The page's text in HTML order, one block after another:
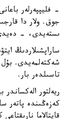
- فليپپەرلەر
جوق. ولار دا
ىستەيدى، - دەيدى
ساراپشىلاردىڭ
شەكتەلمەيدى. بۇل
تاسىلدەر بار.
ريەلتور
كەزەڭىندە پاتەر
قايتالاما